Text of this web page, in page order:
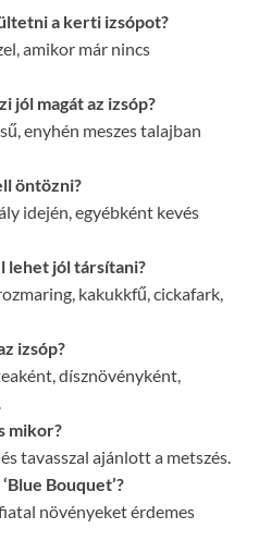
a kerti izsópot?
amikor már nincs
jól magát az izsóp?
enyhén meszes talajban
öntözni?
idején, egyébként kevés
lehet jól társítani?
kakukkfű, cickafark,
izsóp?
dísznövényként,
mikor?
tavasszal ajánlott a metszés.
Bouquet’?
növényeket érdemes